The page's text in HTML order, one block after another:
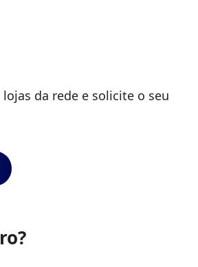
da rede e solicite o seu